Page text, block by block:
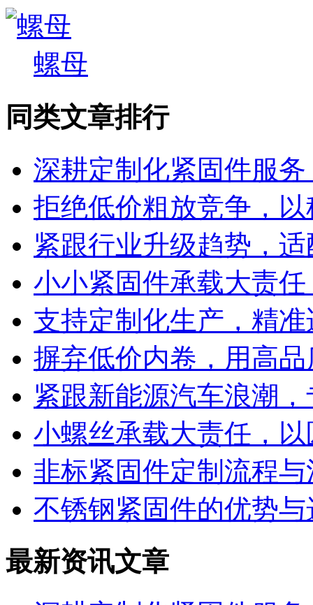
螺母
同类文章排行
深耕定制化紧固件服
拒绝低价粗放竞争，
紧跟行业升级趋势，
小小紧固件承载大责
支持定制化生产，精
摒弃低价内卷，用高
紧跟新能源汽车浪潮
小螺丝承载大责任，
非标紧固件定制流程
不锈钢紧固件的优势
最新资讯文章